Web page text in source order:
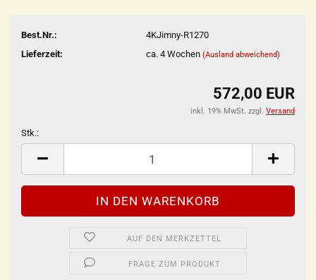
Best.Nr.:
4KJimny-R1270
Lieferzeit:
ca. 4 Wochen (Ausland abweichend)
572,00 EUR
inkl. 19% MwSt. zzgl. Versand
Stk.:
Stk.
AUF DEN MERKZETTEL
FRAGE ZUM PRODUKT